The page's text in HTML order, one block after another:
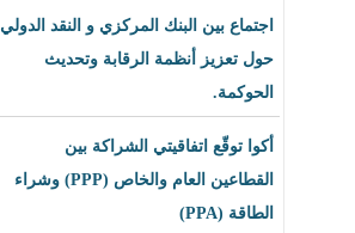
اجتماع بين البنك المركزي و النقد الدولي
حول تعزيز أنظمة الرقابة وتحديث
الحوكمة.
أكوا توقّع اتفاقيتي الشراكة بين
القطاعين العام والخاص (PPP) وشراء
الطاقة (PPA)